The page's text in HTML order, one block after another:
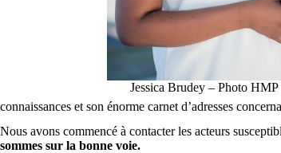
Jessica Brudey – Photo
connaissances et son énorme carnet d’adresses
Nous avons commencé à contacter les acteurs
sommes sur la bonne voie.